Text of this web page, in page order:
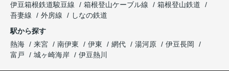
伊豆箱根鉄道駿豆線
箱根登山ケーブル線
箱根登山鉄道
吾妻線
外房線
しなの鉄道
駅から探す
熱海
来宮 南伊東 伊東 網代 湯河原
伊豆長岡
富戸
城ヶ崎海岸 伊豆熱川